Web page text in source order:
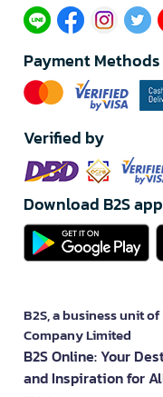
Payment Methods
Verified by
Download B2S app
B2S, a business unit
Company Limited
B2S Online: Your
and Inspiration for